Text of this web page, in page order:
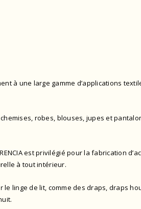
à une large gamme d’applications
robes, blouses, jupes et
est privilégié pour la fabrication
à tout intérieur.
linge de lit, comme des draps, draps